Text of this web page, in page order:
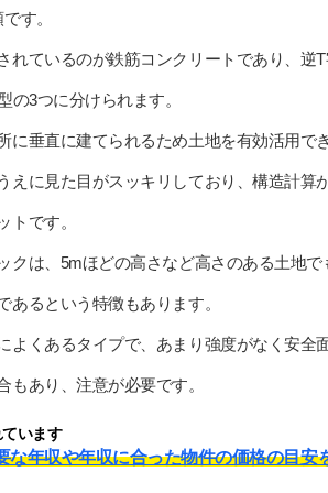
す。
れているのが鉄筋コンクリートであり、逆
の3つに分けられます。
に垂直に建てられるため土地を有効活用で
えに見た目がスッキリしており、構造計算
トです。
クは、5mほどの高さなど高さのある土地で
あるという特徴もあります。
よくあるタイプで、あまり強度がなく安全
もあり、注意が必要です。
います
な年収や年収に合った物件の価格の目安